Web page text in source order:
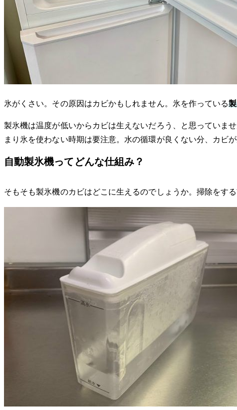
氷がくさい。その原因はカビかもしれません。氷を作っている
製氷機は温度が低いからカビは生えないだろう、と思っていま
まり氷を使わない時期は要注意。水の循環が良くない分、カビ
自動製氷機ってどんな仕組み？
そもそも製氷機のカビはどこに生えるのでしょうか。掃除をす